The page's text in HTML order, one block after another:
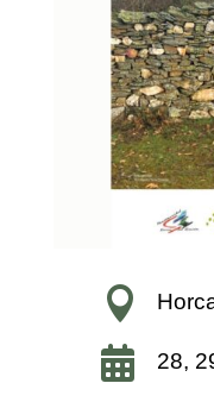

 28,